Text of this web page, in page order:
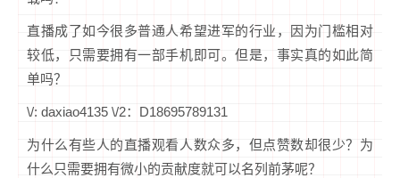
直播成了如今很多普通人希望进军的行业，因为门槛相对
较低，只需要拥有一部手机即可。但是，事实真的如此简
单吗？
\/: daxiao4135 \/2：D18695789131
为什么有些人的直播观看人数众多，但点赞数却很少？为
什么只需要拥有微小的贡献度就可以名列前茅呢？